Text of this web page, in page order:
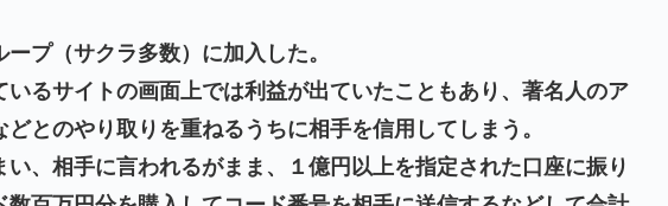
ープ（サクラ多数）に加入した。
いるサイトの画面上では利益が出ていたこともあり、著名人のア
とのやり取りを重ねるうちに相手を信用してしまう。
、相手に言われるがまま、１億円以上を指定された口座に振り